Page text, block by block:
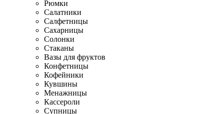
Рюмки
Салатники
Салфетницы
Сахарницы
Солонки
Стаканы
Вазы для фруктов
Конфетницы
Кофейники
Кувшины
Менажницы
Кассероли
Супницы